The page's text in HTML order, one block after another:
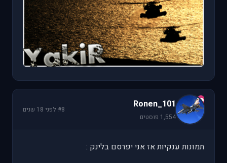
R
Ronen_101
1,554 פוסטים
#8
·לפני 18 שנים
תמונות ענקיות אז אני יפרסם בלינק :